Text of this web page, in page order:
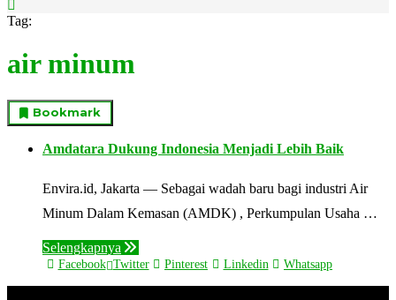
Tag:
air minum
Bookmark
Amdatara Dukung Indonesia Menjadi Lebih Baik
Envira.id, Jakarta — Sebagai wadah baru bagi industri Air
Minum Dalam Kemasan (AMDK) , Perkumpulan Usaha …
Selengkapnya
Facebook Twitter Pinterest Linkedin Whatsapp